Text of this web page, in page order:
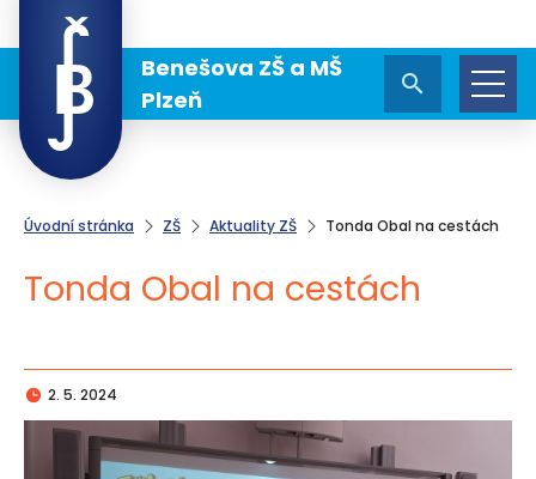
Benešova ZŠ a MŠ
Plzeň
Úvodní stránka ZŠ Aktuality ZŠ Tonda Obal na cestách
Tonda Obal na cestách
2. 5. 2024